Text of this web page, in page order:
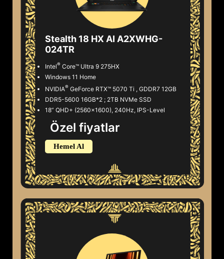
Stealth 18 HX AI A2XWHG-
024TR
Intel® Core™ Ultra 9 275HX
Windows 11 Home
NVIDIA® GeForce RTX™ 5070 Ti , GDDR7 12GB
DDR5-5600 16GB*2 ; 2TB NVMe SSD
18” QHD+ (2560x1600), 240Hz, IPS-Level
Özel fiyatlar
Hemel Al